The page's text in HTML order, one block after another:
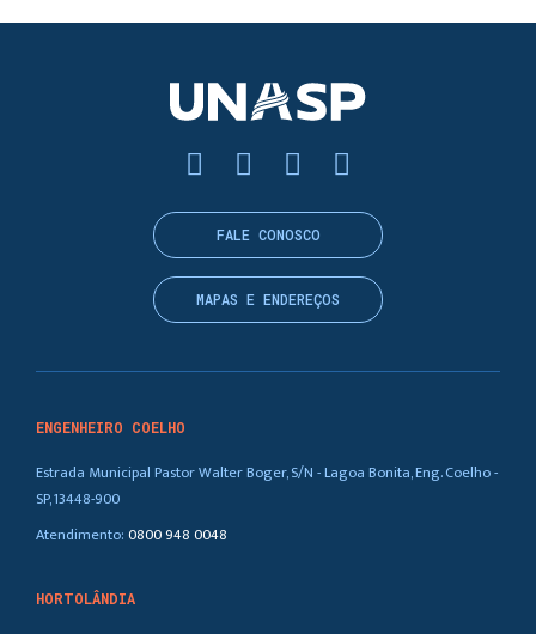
ENGENHEIRO COELHO
Estrada Municipal Pastor Walter Boger, S/N - Lagoa Bonita, Eng. Coelho -
SP, 13448-900
Atendimento:0800 948 0048
HORTOLÂNDIA
FALE CONOSCO
MAPAS E ENDEREÇOS